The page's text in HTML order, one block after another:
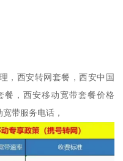
，西安转网套餐，西安中国
，西安移动宽带套餐价格
带服务电话，